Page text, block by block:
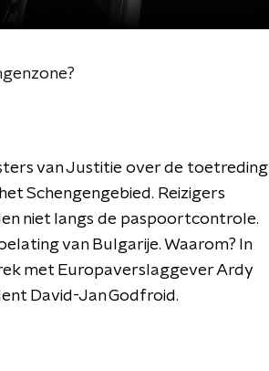
van Justitie over de toetreding
Schengengebied. Reizigers
niet langs de paspoortcontrole.
van Bulgarije. Waarom? In
met Europaverslaggever Ardy
David-Jan Godfroid.